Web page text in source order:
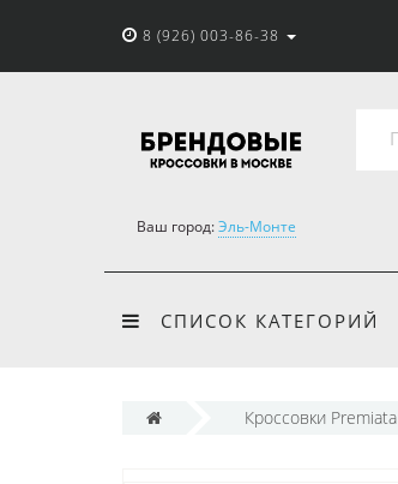
8 (926) 003-86-38
Ваш город:Эль-Монте
СПИСОК КАТЕГОРИЙ
Кроссовки Premiata